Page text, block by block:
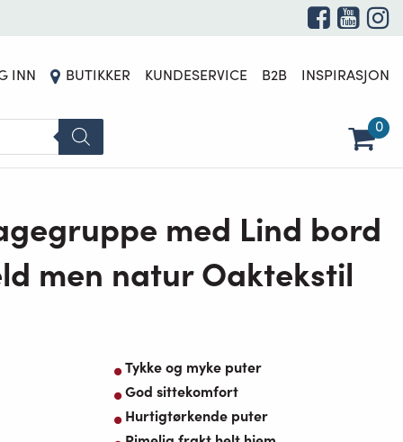
INN BUTIKKER KUNDESERVICE B2B INSPIRASJON
0
med Lind bord
men natur Oaktekstil
Tykke og myke puter
God sittekomfort
Hurtigtørkende puter